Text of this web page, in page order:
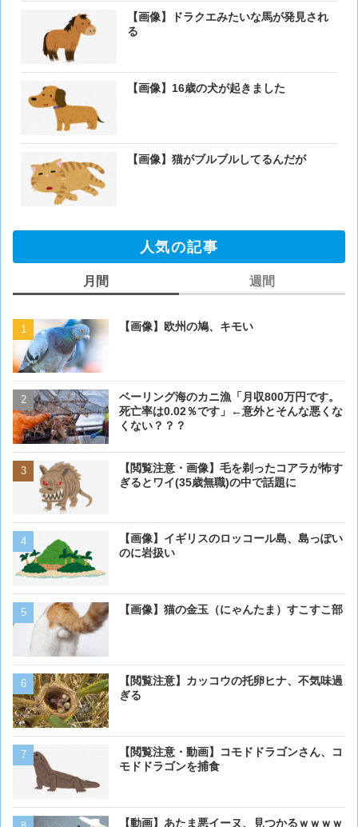
【画像】ドラクエみたいな馬が発見され
る
【画像】16歳の犬が起きました
【画像】猫がブルブルしてるんだが
人気の記事
月間
【画像】欧州の鳩、キモい
ベーリング海のカニ漁「月収800万円です。
死亡率は0.02％です」←意外とそんな悪くな
くない？？？
【閲覧注意・画像】毛を剃ったコアラが怖す
ぎるとワイ(35歳無職)の中で話題に
【画像】イギリスのロッコール島、島っぽい
のに岩扱い
【画像】猫の金玉（にゃんたま）すこすこ部
【閲覧注意】カッコウの托卵ヒナ、不気味過
ぎる
【閲覧注意・動画】コモドドラゴンさん、コ
モドドラゴンを捕食
【動画】あたま悪イーヌ、見つかるｗｗｗｗ
週間
【画像】欧州の鳩、キモい
【閲覧注意・画像】毛を剃
ぎるとワイ(35歳無職)の中
【画像】 アメリカのケー
ダーメイドで作成したケー
【動画】男性、ロバにちょ
ベーリング海のカニ漁「月
【動画】虎さん、飼い慣ら
【画像】アメリカ「AIDS
人の為に記念碑を作ります
【画像大量！】イッヌさん